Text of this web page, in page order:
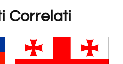
Correlati